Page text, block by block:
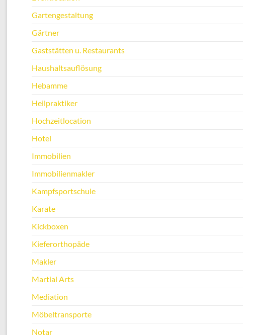
Gartengestaltung
Gärtner
Gaststätten u. Restaurants
Haushaltsauflösung
Hebamme
Heilpraktiker
Hochzeitlocation
Hotel
Immobilien
Immobilienmakler
Kampfsportschule
Karate
Kickboxen
Kieferorthopäde
Makler
Martial Arts
Mediation
Möbeltransporte
Notar